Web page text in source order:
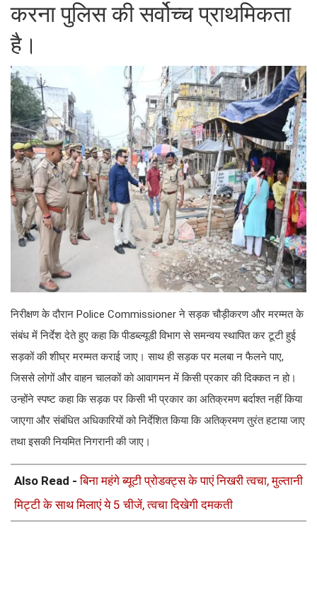
करना पुलिस की सर्वोच्च प्राथमिकता
है।
निरीक्षण के दौरान Police Commissioner ने सड़क चौड़ीकरण और मरम्मत के
संबंध में निर्देश देते हुए कहा कि पीडब्ल्यूडी विभाग से समन्वय स्थापित कर टूटी हुई
सड़कों की शीघ्र मरम्मत कराई जाए। साथ ही सड़क पर मलबा न फैलने पाए,
जिससे लोगों और वाहन चालकों को आवागमन में किसी प्रकार की दिक्कत न हो।
उन्होंने स्पष्ट कहा कि सड़क पर किसी भी प्रकार का अतिक्रमण बर्दाश्त नहीं किया
जाएगा और संबंधित अधिकारियों को निर्देशित किया कि अतिक्रमण तुरंत हटाया जाए
तथा इसकी नियमित निगरानी की जाए।
Also Read -बिना महंगे ब्यूटी प्रोडक्ट्स के पाएं निखरी त्वचा, मुल्तानी
मिट्टी के साथ मिलाएं ये 5 चीजें, त्वचा दिखेगी दमकती